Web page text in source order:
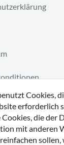
Cookies,
erforderlich
die der
mit anderen